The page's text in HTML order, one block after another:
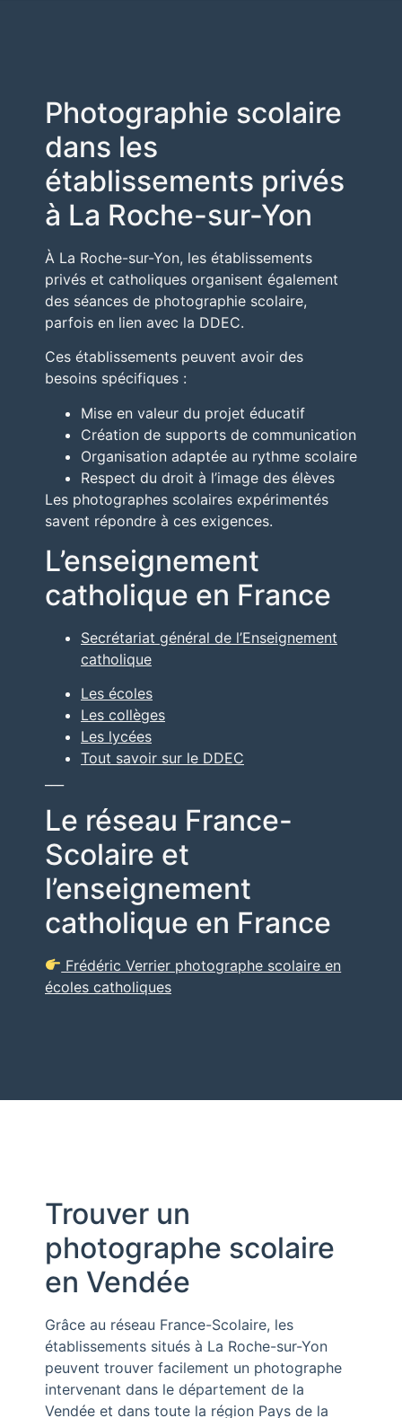
Photographie scolaire
dans les
établissements privés
à La Roche-sur-Yon
À La Roche-sur-Yon, les établissements
privés et catholiques organisent également
des séances de photographie scolaire,
parfois en lien avec la DDEC.
Ces établissements peuvent avoir des
besoins spécifiques :
Mise en valeur du projet éducatif
Création de supports de communication
Organisation adaptée au rythme scolaire
Respect du droit à l’image des élèves
Les photographes scolaires expérimentés
savent répondre à ces exigences.
L’enseignement
catholique en France
Secrétariat général de l’Enseignement
catholique
Les écoles
Les collèges
Les lycées
Tout savoir sur le DDEC
Le réseau France-
Scolaire et
l’enseignement
catholique en France
Frédéric Verrier photographe scolaire en
écoles catholiques
Trouver un
photographe scolaire
en Vendée
Grâce au réseau France-Scolaire, les
établissements situés à La Roche-sur-Yon
peuvent trouver facilement un photographe
intervenant dans le département de la
Vendée et dans toute la région Pays de la